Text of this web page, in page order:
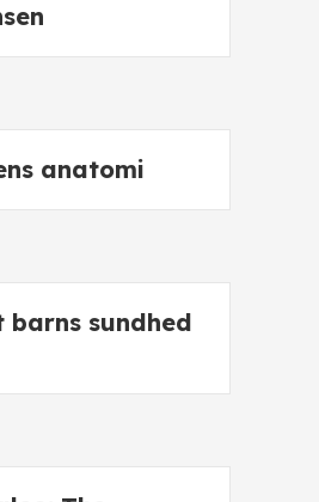
anatomi
sundhed